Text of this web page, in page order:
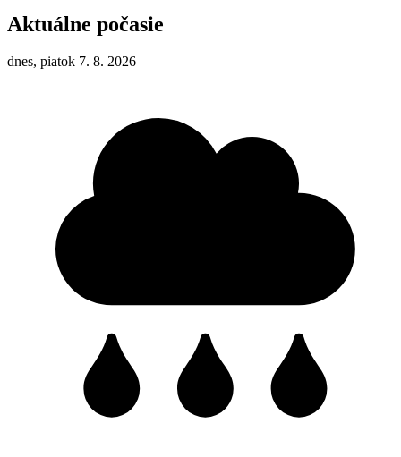
Aktuálne počasie
dnes, piatok 7. 8. 2026